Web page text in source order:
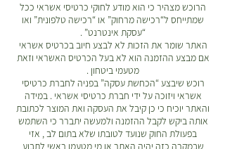
הרוכש מצהיר כי הוא מודע לחוקי כרטיסי אשראי ככל
שמתייחס ל“רכישה מרחוק” או “רכישה טלפונית” ואו
“עסקת אינטרנט” .
האתר שומר את הזכות לא לבצע חיוב בכרטיס אשראי
אם מבצע ההזמנה הוא לא בעל הכרטיס האשראי וזאת
מטעמי ביטחון .
רוכש שיבצע “הכחשת עסקה” בפניה לחברת כרטיסי
אשראי ויזוכה על ידי חברת כרטיסי אשראי . במידה
והאתר יוכיח כי כן קיבל את העסקה ואת המוצר לכתובת
אותה ביקש לקבל ההזמנה ולמעשה יתברר כי השתמש
בפעולת החוק שנועד לטובתו שלא בתום לב , אזי
שבמקרה כזה יהיה האתר או מי מטעמו ראשי לתבוע